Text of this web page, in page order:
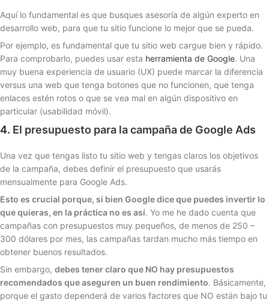
Aquí lo fundamental es que busques asesoría de algún experto en
desarrollo web, para que tu sitio funcione lo mejor que se pueda.
Por ejemplo, es fundamental que tu sitio web cargue bien y rápido.
Para comprobarlo, puedes usar esta herramienta de Google. Una
muy buena experiencia de usuario (UX) puede marcar la diferencia
versus una web que tenga botones que no funcionen, que tenga
enlaces estén rotos o que se vea mal en algún dispositivo en
particular (usabilidad móvil).
4. El presupuesto para la campaña de Google Ads
Una vez que tengas listo tu sitio web y tengas claros los objetivos
de la campaña, debes definir el presupuesto que usarás
mensualmente para Google Ads.
Esto es crucial porque, si bien Google dice que puedes invertir lo
que quieras, en la práctica no es así. Yo me he dado cuenta que
campañas con presupuestos muy pequeños, de menos de 250 –
300 dólares por mes, las campañas tardan mucho más tiempo en
obtener buenos resultados.
Sin embargo, debes tener claro que NO hay presupuestos
recomendados que aseguren un buen rendimiento. Básicamente,
porque el gasto dependerá de varios factores que NO están bajo tu